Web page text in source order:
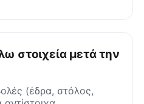
στοιχεία μετά την
(έδρα, στόλος,